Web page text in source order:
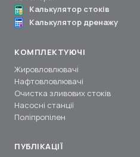
Калькулятор стоків
Калькулятор дренажу
КОМПЛЕКТУЮЧІ
Жировловлювачі
Нафтовловлювачі
Очистка зливових стоків
Насосні станції
Поліпропілен
ПУБЛІКАЦІЇ